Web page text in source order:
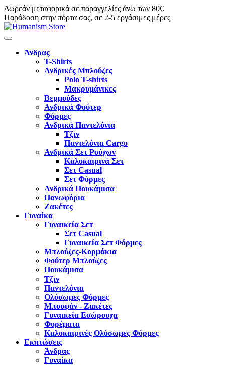
Δωρεάν μεταφορικά σε παραγγελίες άνω των 80€
Παράδοση στην πόρτα σας, σε 2-5 εργάσιμες μέρες
Άνδρας
T-Shirts
Ανδρικές Μπλούζες
Polo T-shirts
Μακρυμάνικες
Βερμούδες
Ανδρικά Φούτερ
Φόρμες
Ανδρικά Παντελόνια
Τζιν
Παντελόνια Cargo
Ανδρικά Σετ Ρούχων
Καλοκαιρινά Σετ
Σετ Casual
Σετ Φόρμες
Ανδρικά Πουκάμισα
Πανωφόρια
Ζακέτες
Γυναίκα
Γυναικεία Σετ
Σετ Casual
Γυναικεία Σετ Φόρμες
Μπλούζες-Κορμάκια
Φούτερ Μπλούζες
Πουκάμισα
Τζιν
Παντελόνια
Ολόσωμες Φόρμες
Μπουφάν - Ζακέτες
Γυναικεία Εσώρουχα
Φορέματα
Καλοκαιρινές Ολόσωμες Φόρμες
Εκπτώσεις
Άνδρας
Γυναίκα